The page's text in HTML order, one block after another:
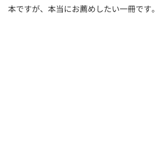
本ですが、本当にお薦めしたい一冊です。